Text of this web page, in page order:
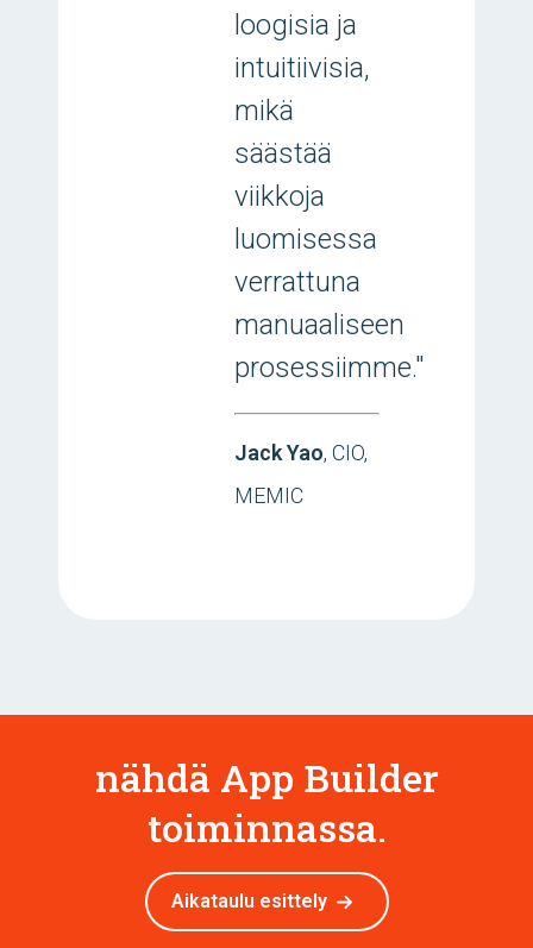
loogisia ja
intuitiivisia,
mikä
säästää
viikkoja
luomisessa
verrattuna
manuaaliseen
prosessiimme."
Jack Yao, CIO,
MEMIC
nähdä App Builder
toiminnassa.
Aikataulu esittely